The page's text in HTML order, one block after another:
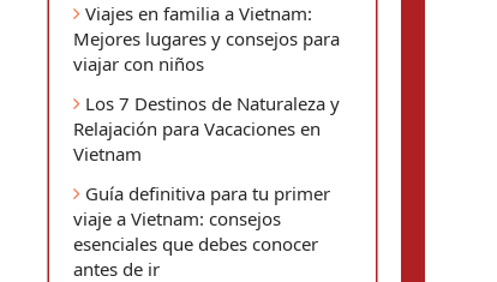
Viajes en familia a Vietnam:
Mejores lugares y consejos para
viajar con niños
Los 7 Destinos de Naturaleza y
Relajación para Vacaciones en
Vietnam
Guía definitiva para tu primer
viaje a Vietnam: consejos
esenciales que debes conocer
antes de ir